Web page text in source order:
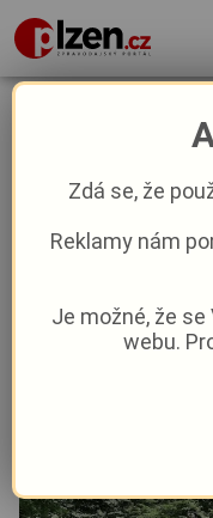
Jízda Jiřího
přilákala
30.
Zdá se, že
Reklamy nám
Je možné, že
webu.